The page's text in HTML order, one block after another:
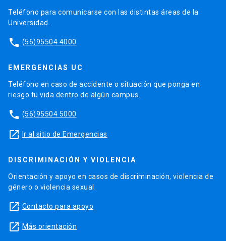
Teléfono para comunicarse con las distintas áreas de la
Universidad.
phone (56)95504 4000
EMERGENCIAS UC
Teléfono en caso de accidente o situación que ponga en
riesgo tu vida dentro de algún campus.
phone (56)95504 5000
launch Ir al sitio de Emergencias
DISCRIMINACIÓN Y VIOLENCIA
Orientación y apoyo en casos de discriminación, violencia de
género o violencia sexual.
launch Contacto para apoyo
launch Más orientación